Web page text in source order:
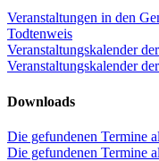
Veranstaltungen in den
Todtenweis
Veranstaltungskalender
Veranstaltungskalender
Downloads
Die gefundenen Termine
Die gefundenen Termine